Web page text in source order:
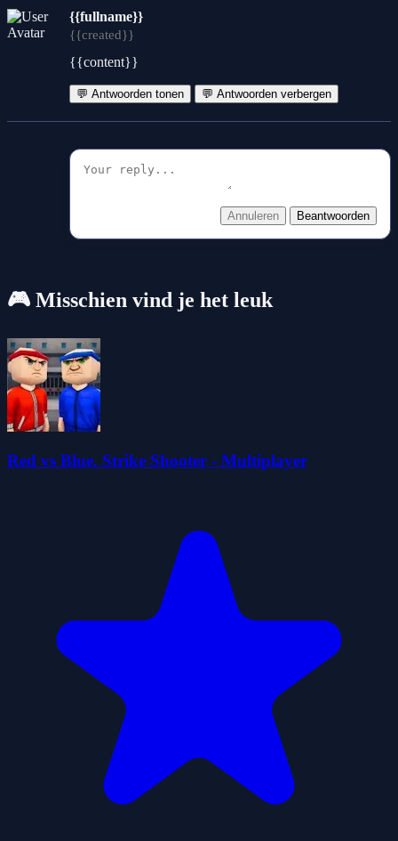
{{fullname}}
{{created}}
{{content}}
💬 Antwoorden tonen 💬 Antwoorden verbergen
Annuleren Beantwoorden
🎮 Misschien vind je het leuk
Red vs Blue. Strike Shooter - Multiplayer